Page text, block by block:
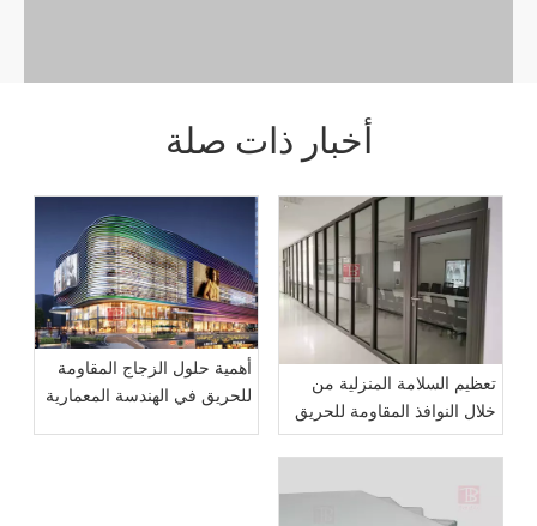
أخبار ذات صلة
تعظيم السلامة المنزلية من
خلال النوافذ المقاومة للحريق
لمدة ساعة واحدة: دليل شامل
للاستخدام السكني
أهمية حلول الزجاج المقاومة
للحريق في الهندسة المعمارية